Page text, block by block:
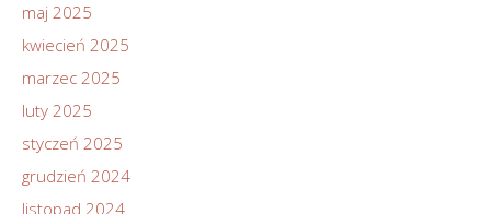
maj 2025
kwiecień 2025
marzec 2025
luty 2025
styczeń 2025
grudzień 2024
listopad 2024